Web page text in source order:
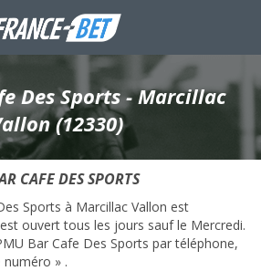
Des Sports - Marcillac
(12330)
CAFE DES SPORTS
Sports à Marcillac Vallon est
ouvert tous les jours sauf le Mercredi.
Bar Cafe Des Sports par téléphone,
numéro » .